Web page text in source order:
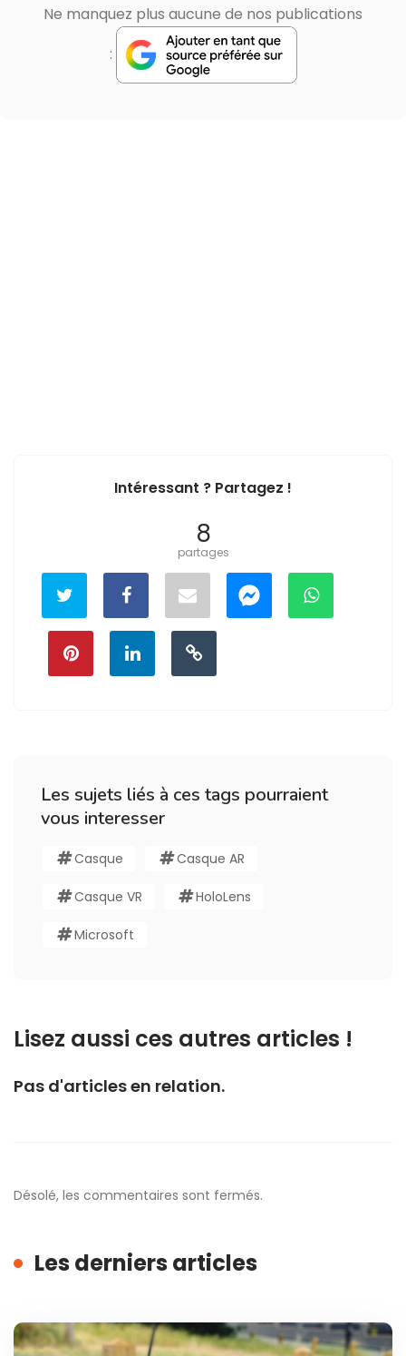
Ne manquez plus aucune de nos publications
:
Intéressant ? Partagez !
8
partages
Les sujets liés à ces tags pourraient
vous interesser
Casque Casque AR
Casque VR HoloLens
Microsoft
Lisez aussi ces autres articles !
Pas d'articles en relation.
Désolé, les commentaires sont fermés.
Les derniers articles